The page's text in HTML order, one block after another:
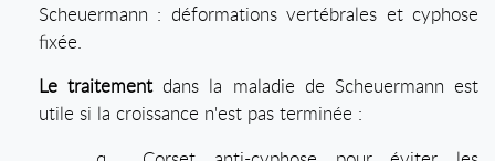
Scheuermann : déformations vertébrales et cyphose
fixée.
Le traitementdans la maladie de Scheuermann est
utile si la croissance n'est pas terminée :